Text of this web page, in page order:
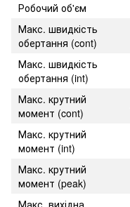
Робочий об'єм
Макс. швидкість
обертання (cont)
Макс. швидкість
обертання (int)
Макс. крутний
момент (cont)
Макс. крутний
момент (int)
Макс. крутний
момент (peak)